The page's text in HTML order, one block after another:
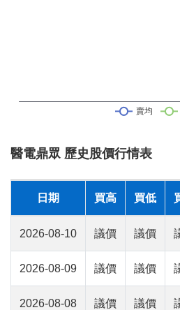
醫電鼎眾 歷史股價行情表
日期 買高 買低
2026-08-10 議價 議價
2026-08-09 議價 議價
2026-08-08 議價 議價